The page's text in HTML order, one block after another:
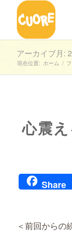
アーカイブ月:
現在位置: ホーム /
心震
Share
＜前回からの